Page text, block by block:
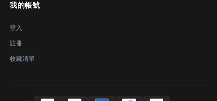
我的帳號
登入
註冊
收藏清單